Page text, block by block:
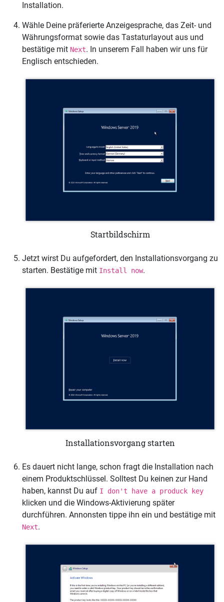
Installation.
Wähle Deine präferierte Anzeigesprache, das Zeit- und
Währungsformat sowie das Tastaturlayout aus und
bestätige mit Next. In unserem Fall haben wir uns für
Englisch entschieden.
Startbildschirm
Jetzt wirst Du aufgefordert, den Installationsvorgang zu
starten. Bestätige mit Install now.
Installationsvorgang starten
Es dauert nicht lange, schon fragt die Installation nach
einem Produktschlüssel. Solltest Du keinen zur Hand
haben, kannst Du auf I don't have a produck key
klicken und die Windows-Aktivierung später
durchführen. Annonsten tippe ihn ein und bestätige mit
Next.